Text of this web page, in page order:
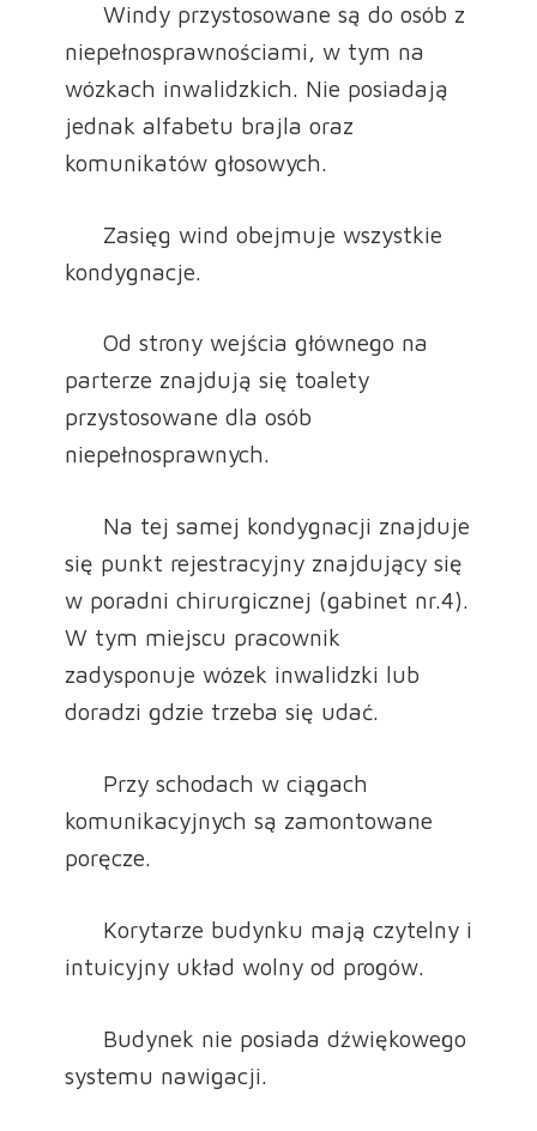
Windy przystosowane są do osób z
niepełnosprawnościami, w tym na
wózkach inwalidzkich. Nie posiadają
jednak alfabetu brajla oraz
komunikatów głosowych.
Zasięg wind obejmuje wszystkie
kondygnacje.
Od strony wejścia głównego na
parterze znajdują się toalety
przystosowane dla osób
niepełnosprawnych.
Na tej samej kondygnacji znajduje
się punkt rejestracyjny znajdujący się
w poradni chirurgicznej (gabinet nr.4).
W tym miejscu pracownik
zadysponuje wózek inwalidzki lub
doradzi gdzie trzeba się udać.
Przy schodach w ciągach
komunikacyjnych są zamontowane
poręcze.
Korytarze budynku mają czytelny i
intuicyjny układ wolny od progów.
Budynek nie posiada dźwiękowego
systemu nawigacji.